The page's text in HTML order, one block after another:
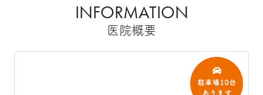
INFORMATION
医院概要